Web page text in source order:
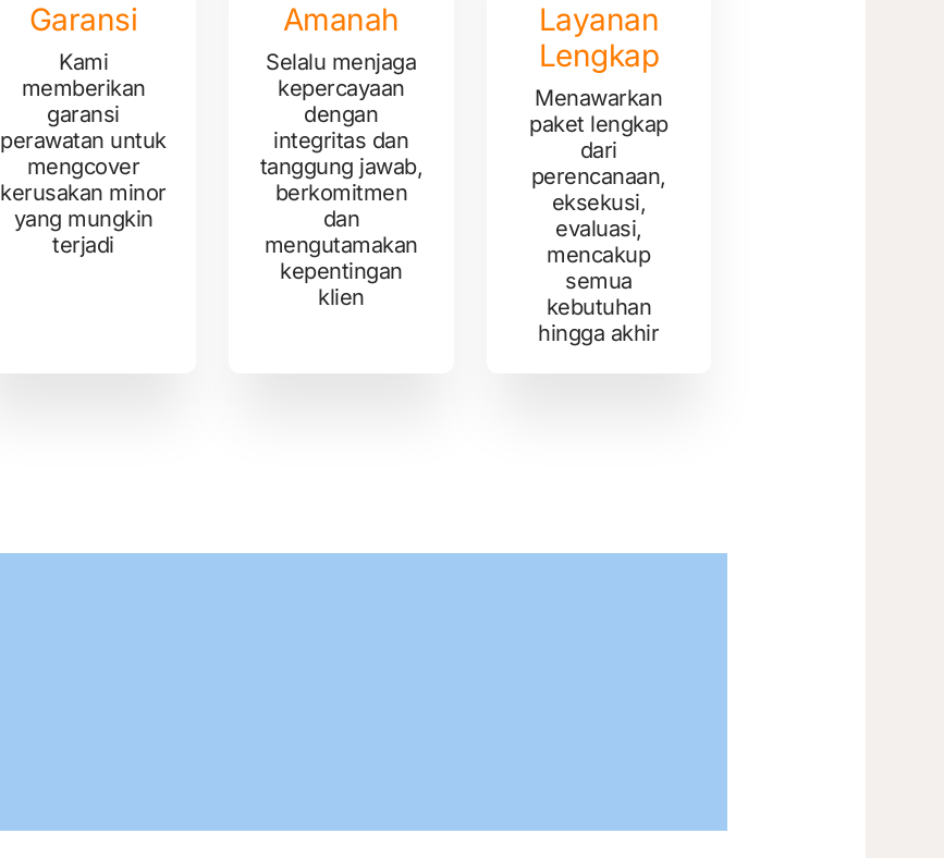
Garansi
Kami
memberikan
garansi
perawatan untuk
mengcover
kerusakan minor
yang mungkin
terjadi
Amanah
Selalu menjaga
kepercayaan
dengan
integritas dan
tanggung jawab,
berkomitmen
dan
mengutamakan
kepentingan
klien
Layanan
Lengkap
Menawarkan
paket lengkap
dari
perencanaan,
eksekusi,
evaluasi,
mencakup
semua
kebutuhan
hingga akhir